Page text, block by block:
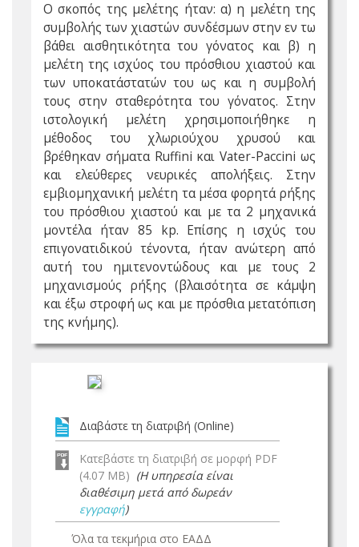
Ο σκοπός της μελέτης ήταν: α) η μελέτη της
συμβολής των χιαστών συνδέσμων στην εν τω
βάθει αισθητικότητα του γόνατος και β) η
μελέτη της ισχύος του πρόσθιου χιαστού και
των υποκατάστατών του ως και η συμβολή
τους στην σταθερότητα του γόνατος. Στην
ιστολογική μελέτη χρησιμοποιήθηκε η
μέθοδος του χλωριούχου χρυσού και
βρέθηκαν σήματα Ruffini και Vater-Paccini ως
και ελεύθερες νευρικές απολήξεις. Στην
εμβιομηχανική μελέτη τα μέσα φορητά ρήξης
του πρόσθιου χιαστού και με τα 2 μηχανικά
μοντέλα ήταν 85 kp. Επίσης η ισχύς του
επιγονατιδικού τένοντα, ήταν ανώτερη από
αυτή του ημιτενοντώδους και με τους 2
μηχανισμούς ρήξης (βλαισότητα σε κάμψη
και έξω στροφή ως και με πρόσθια μετατόπιση
της κνήμης).
Διαβάστε τη διατριβή (Online)
Κατεβάστε τη διατριβή σε μορφή PDF
(4.07 MB) (Η υπηρεσία είναι
διαθέσιμη μετά από δωρεάν
εγγραφή)
Όλα τα τεκμήρια στο ΕΑΔΔ